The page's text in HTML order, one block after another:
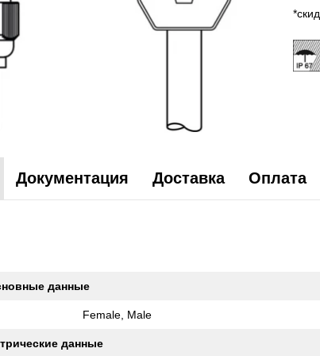
Документация Доставка Оплата
данные
Female, Male
данные